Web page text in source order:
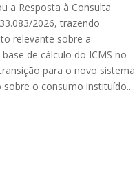
a Resposta à Consulta
2026, trazendo
relevante sobre a
de cálculo do ICMS no
para o novo sistema
sobre o consumo instituído...